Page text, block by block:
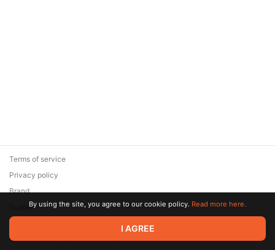
© 2026 Zaya Solutions Limited. All rights reserved. All trademarks
are the property of their respective owners.
Terms of service
Privacy policy
Brand
SupportBy using the site, you agree to our cookie policy. Read more here.
I AGREE